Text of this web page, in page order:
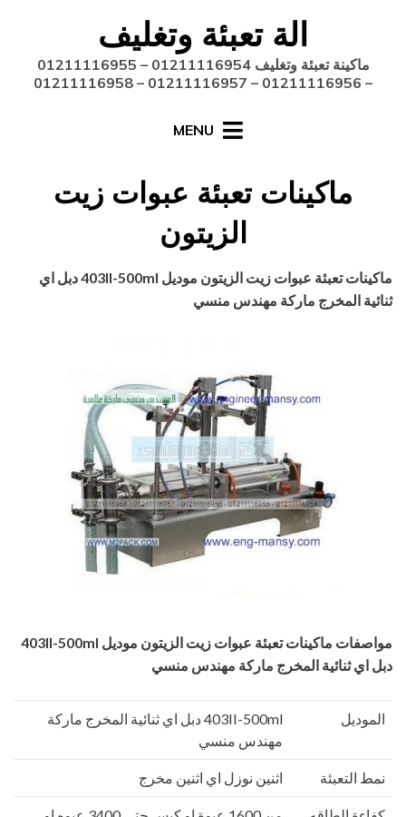
content
الة تعبئة وتغليف
ماكينة تعبئة وتغليف 01211116954 – 01211116955
– 01211116956 – 01211116957 – 01211116958
MENU
ماكينات تعبئة عبوات زيت
الزيتون
on
ماكينات تعبئة عبوات زيت الزيتون موديل 403II-500mlدبل اي
ثنائية المخرج ماركة مهندس منسي
مواصفات ماكينات تعبئة عبوات زيت الزيتون موديل 403II-500ml
دبل اي ثنائية المخرج ماركة مهندس منسي
الموديل
403II-500ml دبل اي ثنائية المخرج ماركة
مهندس منسي
نمط التعبئة اثنين نوزل اي اثنين مخرج